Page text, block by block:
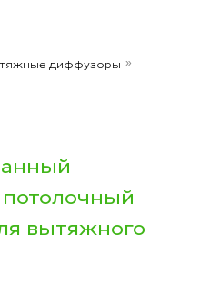
диффузоры »
вытяжного